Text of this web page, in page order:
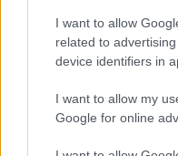
I want to allow
related to
device identifiers in
I want to allow my
Google for online
25. hét 1poszt
24. hét 1poszt
23. hét 4poszt
20. hét
poszt
17. hét 2poszt
16. hét2 poszt
15. hét 1 poszt